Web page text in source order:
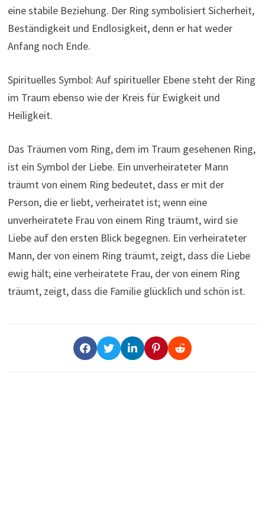
eine stabile Beziehung. Der Ring symbolisiert Sicherheit,
Beständigkeit und Endlosigkeit, denn er hat weder
Anfang noch Ende.
Spirituelles Symbol: Auf spiritueller Ebene steht der Ring
im Traum ebenso wie der Kreis für Ewigkeit und
Heiligkeit.
Das Träumen vom Ring, dem im Traum gesehenen Ring,
ist ein Symbol der Liebe. Ein unverheirateter Mann
träumt von einem Ring bedeutet, dass er mit der
Person, die er liebt, verheiratet ist; wenn eine
unverheiratete Frau von einem Ring träumt, wird sie
Liebe auf den ersten Blick begegnen. Ein verheirateter
Mann, der von einem Ring träumt, zeigt, dass die Liebe
ewig hält; eine verheiratete Frau, der von einem Ring
träumt, zeigt, dass die Familie glücklich und schön ist.